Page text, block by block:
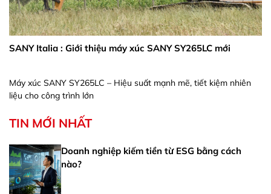
SANY Italia : Giới thiệu máy xúc SANY SY265LC mới
Máy xúc SANY SY265LC – Hiệu suất mạnh mẽ, tiết kiệm nhiên
liệu cho công trình lớn
TIN MỚI NHẤT
Doanh nghiệp kiếm tiền từ ESG bằng cách
nào?